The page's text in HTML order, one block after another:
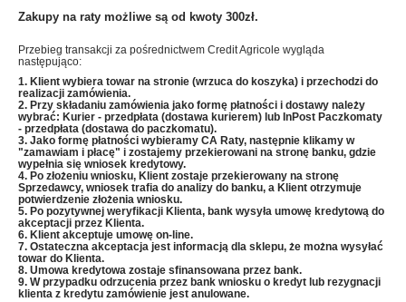
Zakupy na raty możliwe są od kwoty 300zł.
Przebieg transakcji za pośrednictwem Credit Agricole wygląda
następująco:
1. Klient wybiera towar na stronie (wrzuca do koszyka) i przechodzi do
realizacji zamówienia.
2. Przy składaniu zamówienia jako formę płatności i dostawy należy
wybrać: Kurier - przedpłata (dostawa kurierem) lub InPost Paczkomaty
- przedpłata (dostawa do paczkomatu).
3. Jako formę płatności wybieramy CA Raty, następnie klikamy w
"zamawiam i płacę" i zostajemy przekierowani na stronę banku, gdzie
wypełnia się wniosek kredytowy.
4. Po złożeniu wniosku, Klient zostaje przekierowany na stronę
Sprzedawcy, wniosek trafia do analizy do banku, a Klient otrzymuje
potwierdzenie złożenia wniosku.
5. Po pozytywnej weryfikacji Klienta, bank wysyła umowę kredytową do
akceptacji przez Klienta.
6. Klient akceptuje umowę on-line.
7. Ostateczna akceptacja jest informacją dla sklepu, że można wysyłać
towar do Klienta.
8. Umowa kredytowa zostaje sfinansowana przez bank.
9. W przypadku odrzucenia przez bank wniosku o kredyt lub rezygnacji
klienta z kredytu zamówienie jest anulowane.